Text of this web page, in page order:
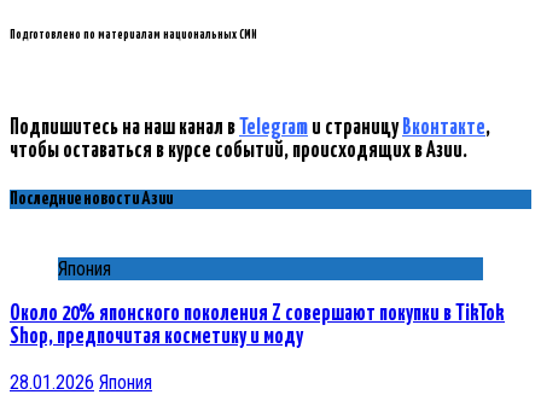
Подготовлено по материалам национальных СМИ
Подпишитесь на наш канал в Telegram и страницу Вконтакте,
чтобы оставаться в курсе событий, происходящих в Азии.
Последние новости Азии
Япония
Около 20% японского поколения Z совершают покупки в TikTok
Shop, предпочитая косметику и моду
28.01.2026 Япония